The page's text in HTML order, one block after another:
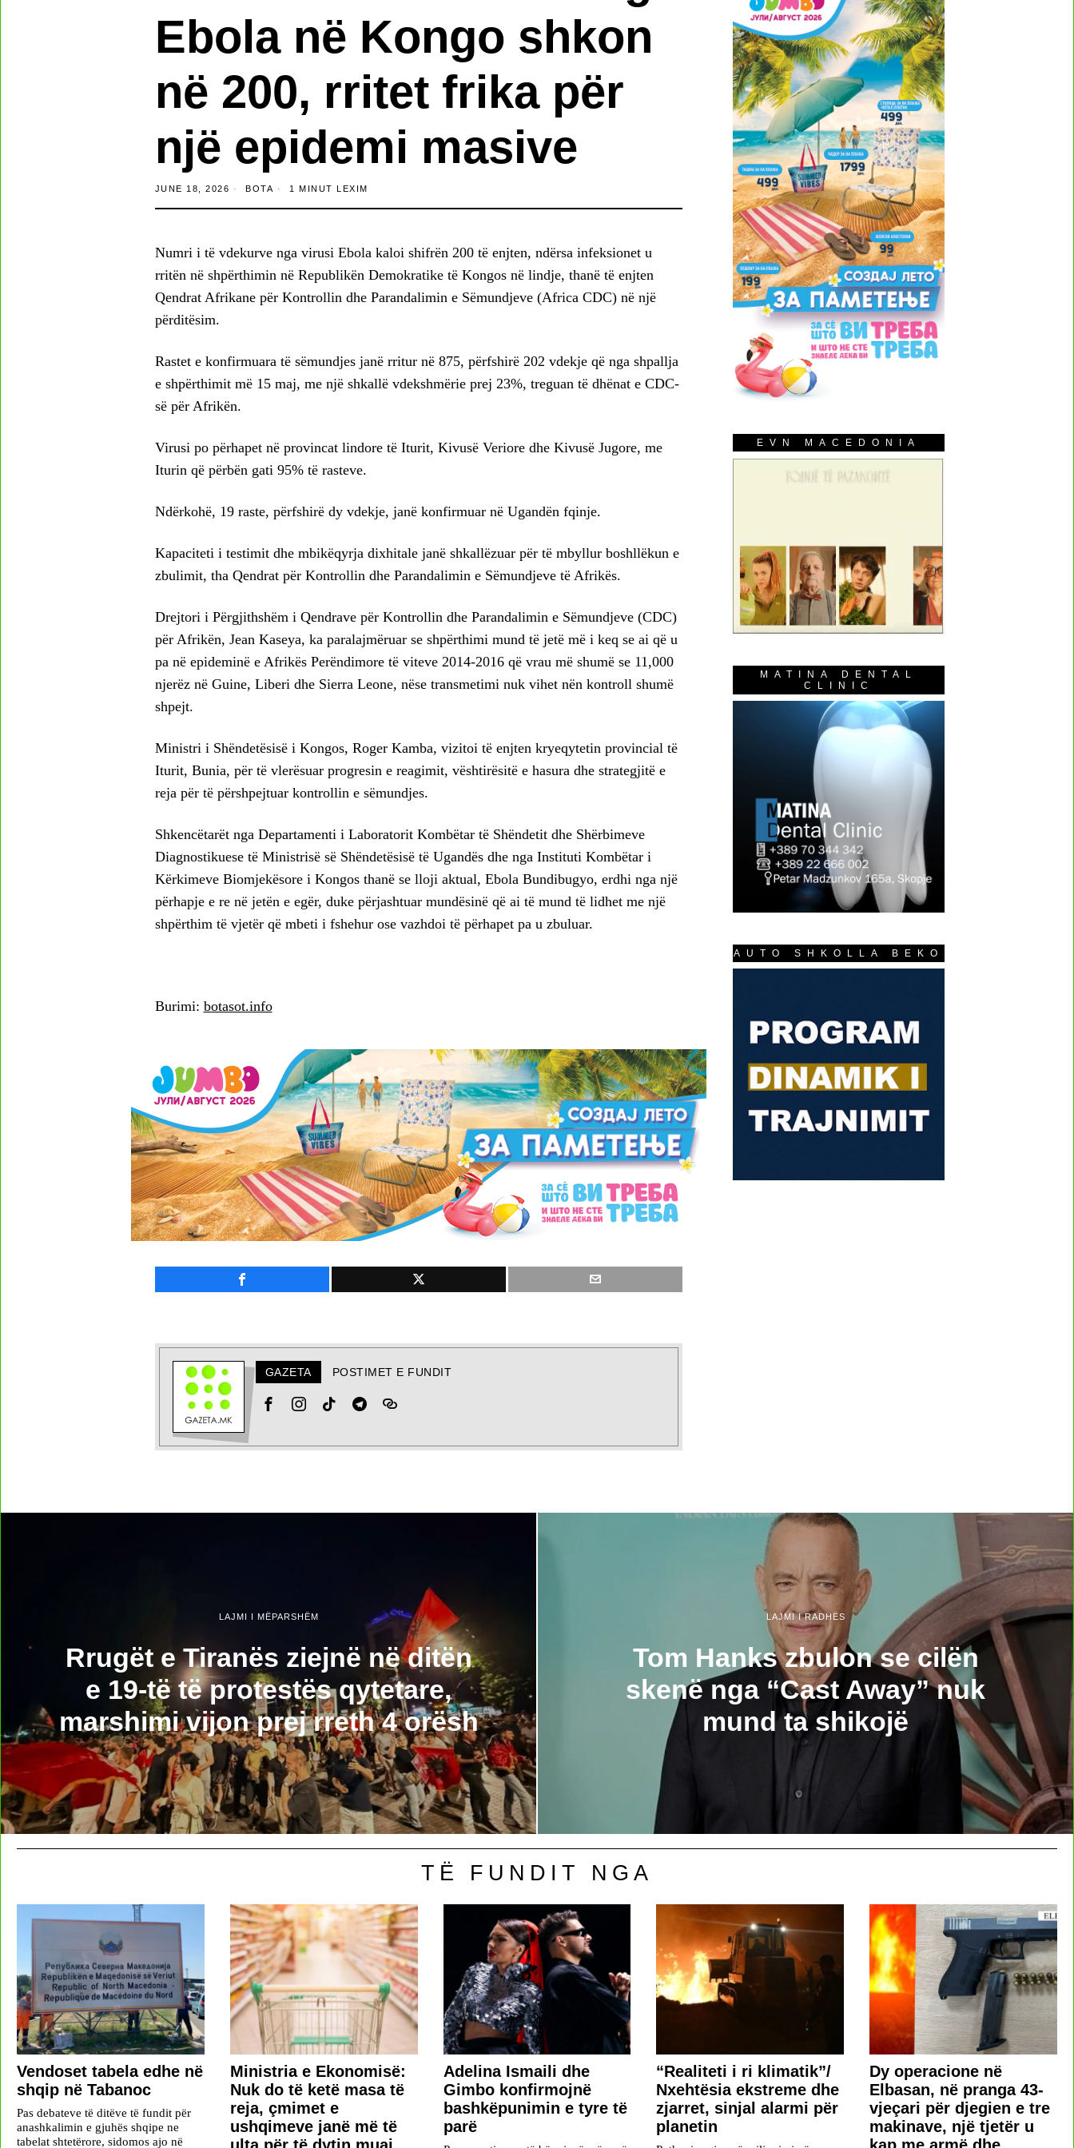
Ebola në Kongo shkon
në 200, rritet frika për
një epidemi masive
JUNE 18, 2026 BOTA 1 MINUT LEXIM
Numri i të vdekurve nga virusi Ebola kaloi shifrën 200 të enjten, ndërsa infeksionet u
rritën në shpërthimin në Republikën Demokratike të Kongos në lindje, thanë të enjten
Qendrat Afrikane për Kontrollin dhe Parandalimin e Sëmundjeve (Africa CDC) në një
përditësim.
Rastet e konfirmuara të sëmundjes janë rritur në 875, përfshirë 202 vdekje që nga shpallja
e shpërthimit më 15 maj, me një shkallë vdekshmërie prej 23%, treguan të dhënat e CDC-
së për Afrikën.
Virusi po përhapet në provincat lindore të Iturit, Kivusë Veriore dhe Kivusë Jugore, me
Iturin që përbën gati 95% të rasteve.
Ndërkohë, 19 raste, përfshirë dy vdekje, janë konfirmuar në Ugandën fqinje.
Kapaciteti i testimit dhe mbikëqyrja dixhitale janë shkallëzuar për të mbyllur boshllëkun e
zbulimit, tha Qendrat për Kontrollin dhe Parandalimin e Sëmundjeve të Afrikës.
Drejtori i Përgjithshëm i Qendrave për Kontrollin dhe Parandalimin e Sëmundjeve (CDC)
për Afrikën, Jean Kaseya, ka paralajmëruar se shpërthimi mund të jetë më i keq se ai që u
pa në epideminë e Afrikës Perëndimore të viteve 2014-2016 që vrau më shumë se 11,000
njerëz në Guine, Liberi dhe Sierra Leone, nëse transmetimi nuk vihet nën kontroll shumë
shpejt.
Ministri i Shëndetësisë i Kongos, Roger Kamba, vizitoi të enjten kryeqytetin provincial të
Iturit, Bunia, për të vlerësuar progresin e reagimit, vështirësitë e hasura dhe strategjitë e
reja për të përshpejtuar kontrollin e sëmundjes.
Shkencëtarët nga Departamenti i Laboratorit Kombëtar të Shëndetit dhe Shërbimeve
Diagnostikuese të Ministrisë së Shëndetësisë të Ugandës dhe nga Instituti Kombëtar i
Kërkimeve Biomjekësore i Kongos thanë se lloji aktual, Ebola Bundibugyo, erdhi nga një
përhapje e re në jetën e egër, duke përjashtuar mundësinë që ai të mund të lidhet me një
shpërthim të vjetër që mbeti i fshehur ose vazhdoi të përhapet pa u zbuluar.
Burimi: botasot.info
GAZETA POSTIMET E FUNDIT
EVN MACEDONIA
MATINA DENTAL
CLINIC
AUTO SHKOLLA BEKO
LAJMI I MËPARSHËM
Rrugët e Tiranës ziejnë në ditën
e 19-të të protestës qytetare,
marshimi vijon prej rreth 4 orësh
LAJMI I RADHËS
Tom Hanks zbulon se cilën
skenë nga “Cast Away” nuk
mund ta shikojë
TË FUNDIT NGA
Vendoset tabela edhe në
shqip në Tabanoc
Pas debateve të ditëve të fundit për
anashkalimin e gjuhës shqipe ne
tabelat shtetërore, sidomos ajo në
Ministria e Ekonomisë:
Nuk do të ketë masa të
reja, çmimet e
ushqimeve janë më të
Adelina Ismaili dhe
Gimbo konfirmojnë
bashkëpunimin e tyre të
parë
“Realiteti i ri klimatik”/
Nxehtësia ekstreme dhe
zjarret, sinjal alarmi për
planetin
Dy operacione në
Elbasan, në pranga 43-
vjeçari për djegien e tre
makinave, një tjetër u